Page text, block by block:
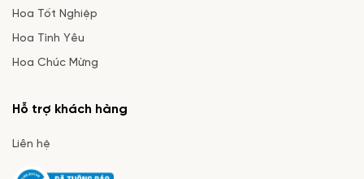
Hoa Tốt Nghiệp
Hoa Tình Yêu
Hoa Chúc Mừng
Hỗ trợ khách hàng
Liên hệ